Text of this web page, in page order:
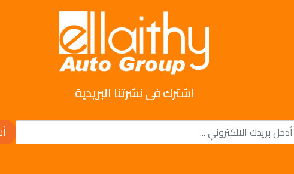
اشترك فى نشرتنا البريدية